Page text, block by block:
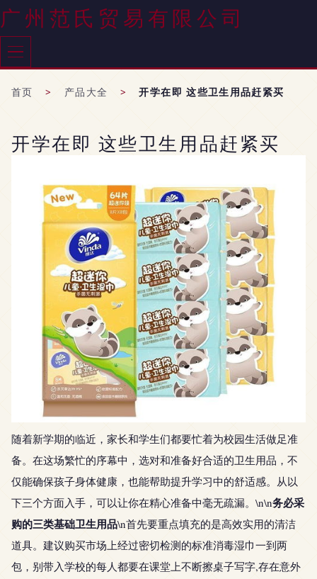
广州范氏贸易有限公司
首页 > 产品大全 > 开学在即 这些卫生用品赶紧买
开学在即 这些卫生用品赶紧买
随着新学期的临近，家长和学生们都要忙着为校园生活做足准
备。在这场繁忙的序幕中，选对和准备好合适的卫生用品，不
仅能确保孩子身体健康，也能帮助提升学习中的舒适感。从以
下三个方面入手，可以让你在精心准备中毫无疏漏。\n\n务必采
购的三类基础卫生用品\n首先要重点填充的是高效实用的清洁
道具。建议购买市场上经过密切检测的标准消毒湿巾一到两
包，别带入学校的每人都要在课堂上不断擦桌子写字,存在意外